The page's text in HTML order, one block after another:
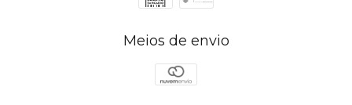
Meios de envio